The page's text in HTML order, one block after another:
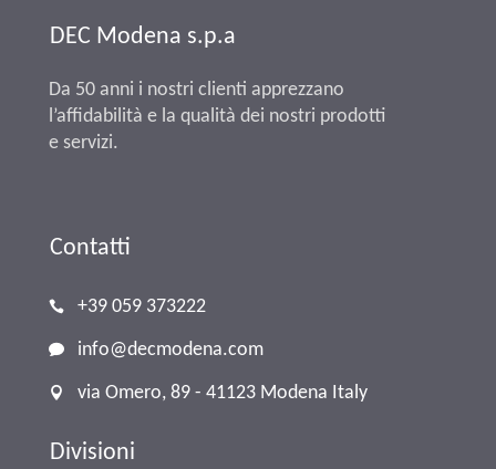
DEC Modena s.p.a
Da 50 anni i nostri clienti apprezzano
l’affidabilità e la qualità dei nostri prodotti
e servizi.
Contatti
+39 059 373222
info@decmodena.com
via Omero, 89 - 41123 Modena Italy
Divisioni